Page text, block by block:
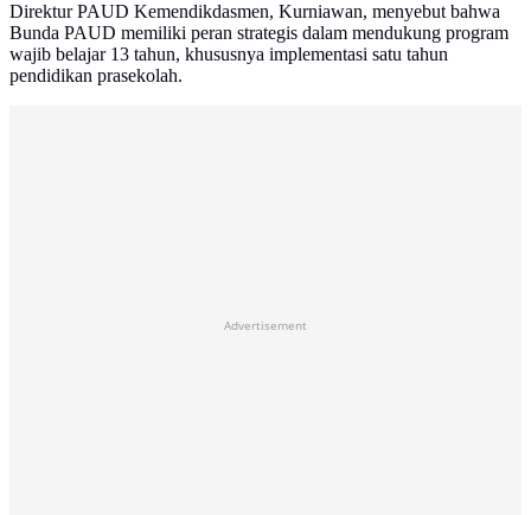
Direktur PAUD Kemendikdasmen, Kurniawan, menyebut bahwa
Bunda PAUD memiliki peran strategis dalam mendukung program
wajib belajar 13 tahun, khususnya implementasi satu tahun
pendidikan prasekolah.
Advertisement